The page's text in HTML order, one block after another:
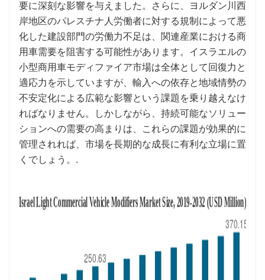
要に深刻な影響を与えました。さらに、ヨルダン川西
岸地区のパレスチナ人労働者に対する規制によって悪
化した建設部門の労働力不足は、関連産業における商
用車需要を阻害する可能性があります。イスラエルの
小型商用車モディファイア市場は全体として回復力と
適応力を示していますが、輸入への依存と地域情勢の
不安定化による広範な影響という課題を乗り越えなけ
ればなりません。しかしながら、持続可能なソリュー
ションへの需要の高まりは、これらの課題が効果的に
管理されれば、市場を長期的な成長に有利な立場に置
くでしょう。.